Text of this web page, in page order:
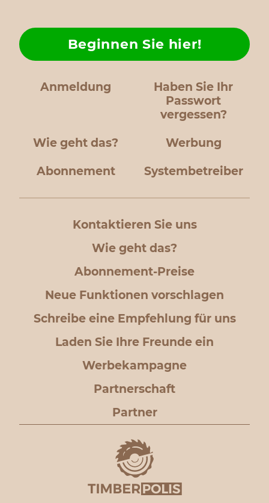
Anmeldung
Haben Sie Ihr
Passwort
vergessen?
Wie geht das?
Beginnen Sie hier!
Werbung
Abonnement Systembetreiber
Kontaktieren Sie uns
Wie geht das?
Abonnement-Preise
Neue Funktionen vorschlagen
Schreibe eine Empfehlung für uns
Laden Sie Ihre Freunde ein
Werbekampagne
Partnerschaft
Partner